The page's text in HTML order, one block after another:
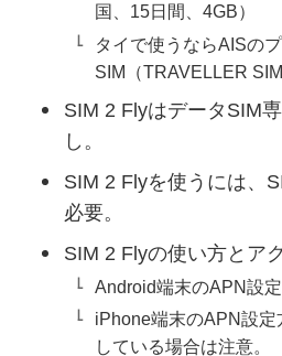
国、15日間、4GB）
タイで使うならAISの
SIM（TRAVELLER SIM
SIM 2 FlyはデータSIM
し。
SIM 2 Flyを使うには、
必要。
SIM 2 Flyの使い方とア
Android端末のAPN設
iPhone端末のAPN設定
している場合は注意。